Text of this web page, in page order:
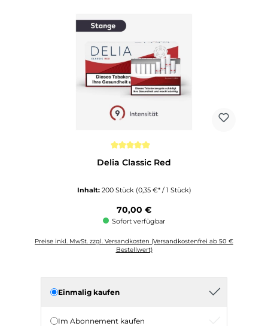
Delia Classic Red
Inhalt: 200 Stück (0,35 €* / 1 Stück)
Regulärer Preis:
70,00 €
Sofort verfügbar
Preise inkl. MwSt. zzgl. Versandkosten (Versandkostenfrei ab 50 €
Bestellwert)
Einmalig kaufen
Im Abonnement kaufen